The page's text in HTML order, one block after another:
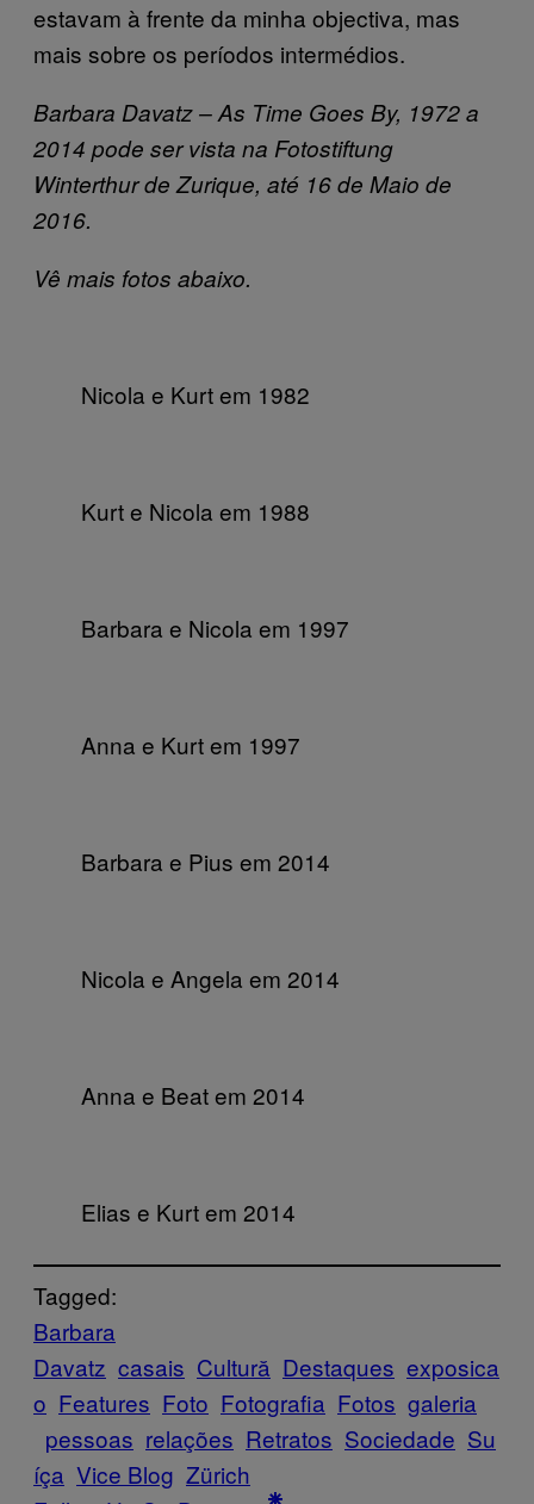
estavam à frente da minha objectiva, mas
mais sobre os períodos intermédios.
Barbara Davatz – As Time Goes By, 1972 a
2014 pode ser vista na Fotostiftung
Winterthur de Zurique, até 16 de Maio de
2016.
Vê mais fotos abaixo.
Nicola e Kurt em 1982
Kurt e Nicola em 1988
Barbara e Nicola em 1997
Anna e Kurt em 1997
Barbara e Pius em 2014
Nicola e Angela em 2014
Anna e Beat em 2014
Elias e Kurt em 2014
Tagged:
Barbara
Davatz casais Cultură Destaques exposica
o Features Foto Fotografia Fotos galeria
pessoas relações Retratos Sociedade Su
íça Vice Blog Zürich